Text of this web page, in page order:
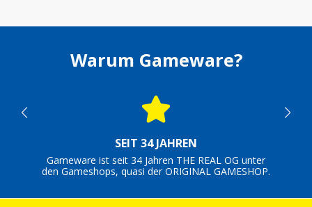
Warum Gameware?
SEIT 34 JAHREN
Gameware ist seit 34 Jahren THE REAL OG unter
den Gameshops, quasi der ORIGINAL GAMESHOP.